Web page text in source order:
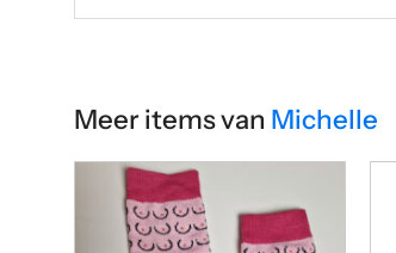
Meer items van Michelle